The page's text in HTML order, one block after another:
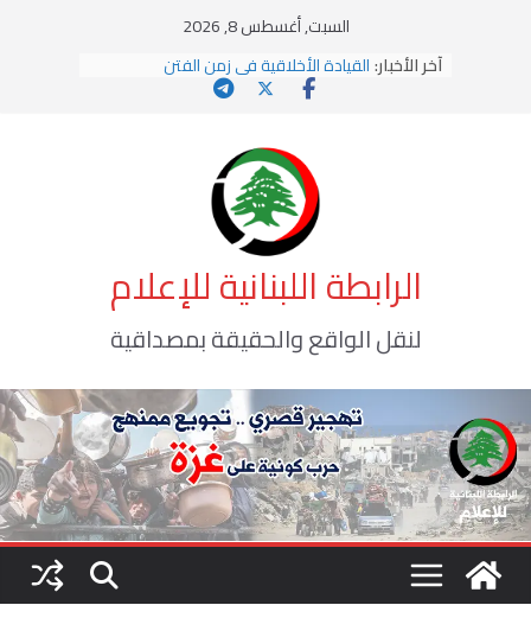
السبت, أغسطس 8, 2026
آخر الأخبار:القيادة الأخلاقية في زمن الفتن
الاستلاب الثقافي وتحديات الهوية الإسلامية
يومَ يَفيضُ العَرَقُ
الرابطة اللبنانية للإعلام
لنقل الواقع والحقيقة بمصداقية